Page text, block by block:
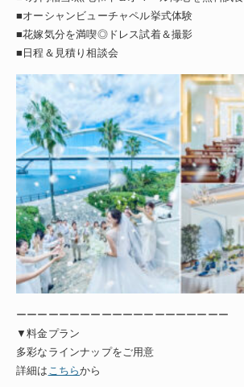
■オーシャンビューチャペル挙式体験
■花嫁気分を満喫◎ドレス試着＆撮影
■日程＆見積り相談会
ーーーーーーーーーーーーーーーーーーーー
▼料金プラン
多彩なラインナップをご用意
詳細は こちらから